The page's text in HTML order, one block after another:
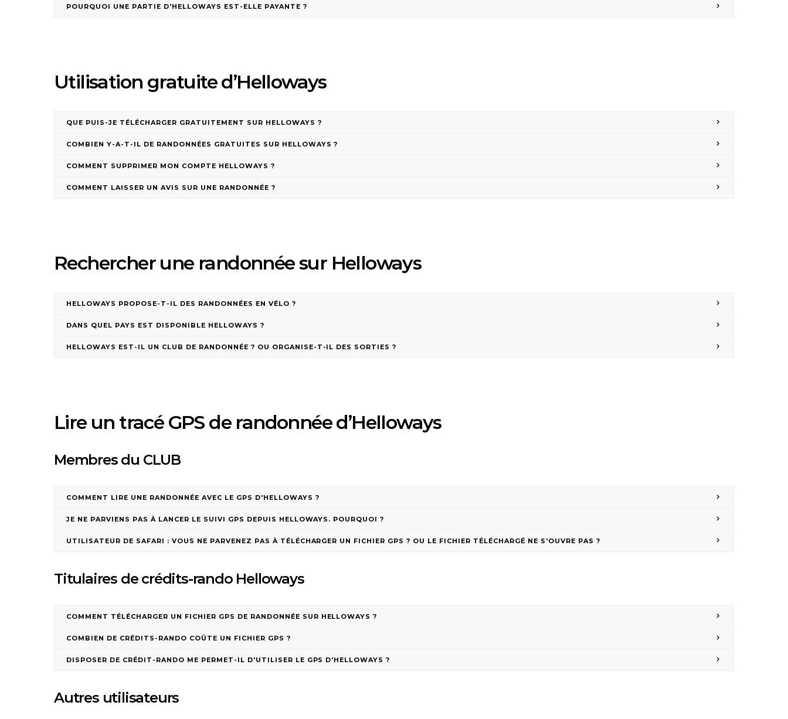
POURQUOI UNE PARTIE D'HELLOWAYS EST-ELLE PAYANTE ?
Utilisation gratuite d’Helloways
QUE PUIS-JE TÉLÉCHARGER GRATUITEMENT SUR HELLOWAYS ?
COMBIEN Y-A-T-IL DE RANDONNÉES GRATUITES SUR HELLOWAYS ?
COMMENT SUPPRIMER MON COMPTE HELLOWAYS ?
COMMENT LAISSER UN AVIS SUR UNE RANDONNÉE ?
Rechercher une randonnée sur Helloways
HELLOWAYS PROPOSE-T-IL DES RANDONNÉES EN VÉLO ?
DANS QUEL PAYS EST DISPONIBLE HELLOWAYS ?
HELLOWAYS EST-IL UN CLUB DE RANDONNÉE ? OU ORGANISE-T-IL DES SORTIES ?
Lire un tracé GPS de randonnée d’Helloways
Membres du CLUB
COMMENT LIRE UNE RANDONNÉE AVEC LE GPS D'HELLOWAYS ?
JE NE PARVIENS PAS À LANCER LE SUIVI GPS DEPUIS HELLOWAYS. POURQUOI ?
UTILISATEUR DE SAFARI : VOUS NE PARVENEZ PAS À TÉLÉCHARGER UN FICHIER GPS ? OU LE FICHIER TÉLÉCHARGÉ NE S'OUVRE PAS ?
Titulaires de crédits-rando Helloways
COMMENT TÉLÉCHARGER UN FICHIER GPS DE RANDONNÉE SUR HELLOWAYS ?
COMBIEN DE CRÉDITS-RANDO COÛTE UN FICHIER GPS ?
DISPOSER DE CRÉDIT-RANDO ME PERMET-IL D'UTILISER LE GPS D'HELLOWAYS ?
Autres utilisateurs